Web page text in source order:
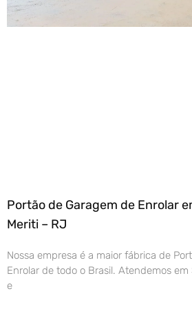
Portão de Garagem de Enrolar
Meriti – RJ
Nossa empresa é a maior fábrica de
Enrolar de todo o Brasil. Atendemos
e